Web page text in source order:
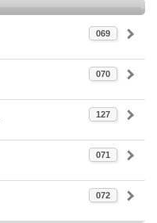
069
070
127
071
072